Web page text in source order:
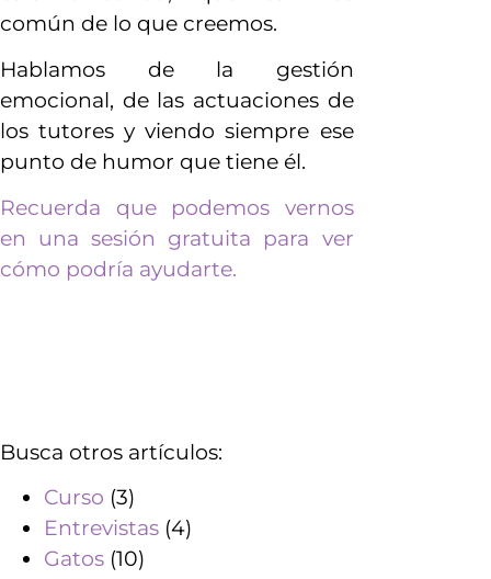
común de lo que creemos.
Hablamos de la gestión
emocional, de las actuaciones de
los tutores y viendo siempre ese
punto de humor que tiene él.
Recuerda que podemos vernos
en una sesión gratuita para ver
cómo podría ayudarte.
Busca otros artículos:
Curso (3)
Entrevistas (4)
Gatos (10)